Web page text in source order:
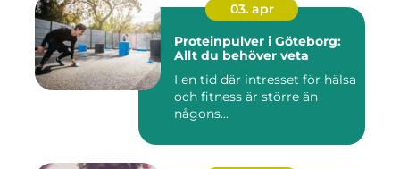
03. apr
Proteinpulver i Göteborg:
Allt du behöver veta
I en tid där intresset för hälsa
och fitness är större än
någons...